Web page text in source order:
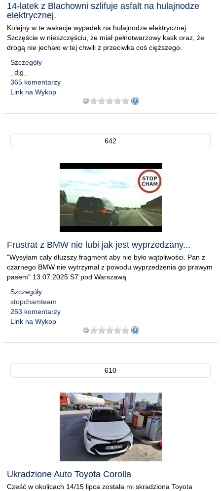
14-latek z Blachowni szlifuje asfalt na hulajnodze
elektrycznej.
Kolejny w te wakacje wypadek na hulajnodze elektrycznej.
Szczęście w nieszczęściu, że miał pełnotwarzowy kask oraz, że
drogą nie jechało w tej chwili z przeciwka coś cięższego.
Szczegóły
_djg_
365 komentarzy
Link na Wykop
642
Frustrat z BMW nie lubi jak jest wyprzedzany...
"Wysyłam cały dłuższy fragment aby nie było wątpliwości. Pan z
czarnego BMW nie wytrzymał z powodu wyprzedzenia go prawym
pasem" 13.07.2025 S7 pod Warszawą
Szczegóły
stopchamteam
263 komentarzy
Link na Wykop
610
Ukradzione Auto Toyota Corolla
Cześć w okolicach 14/15 lipca została mi skradziona Toyota